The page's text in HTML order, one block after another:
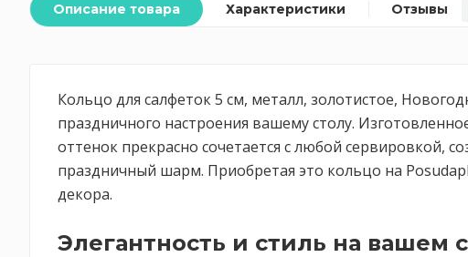
Описание товара Характеристики Отзывы
Кольцо для салфеток 5 см, металл, золотистое,
праздничного настроения вашему столу.
оттенок прекрасно сочетается с любой сервировкой,
праздничный шарм. Приобретая это кольцо на
декора.
Элегантность и стиль на вашем